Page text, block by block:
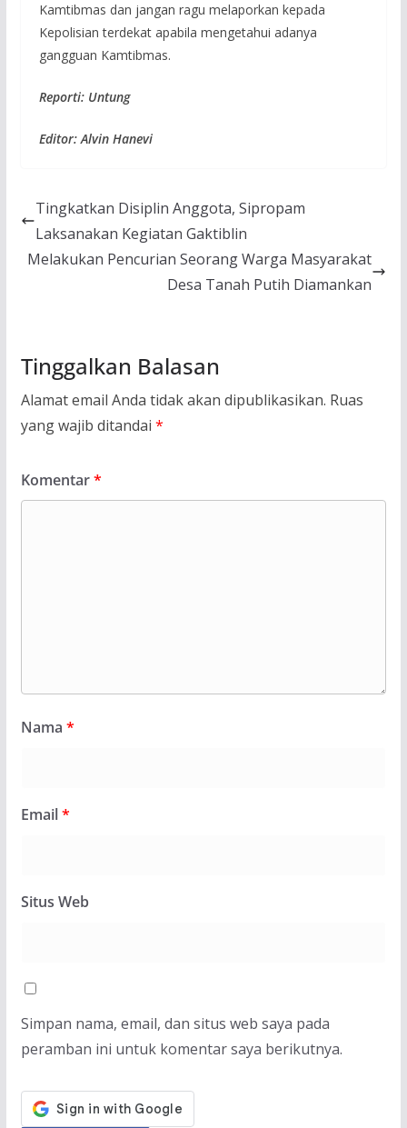
Kamtibmas dan jangan ragu melaporkan kepada
Kepolisian terdekat apabila mengetahui adanya
gangguan Kamtibmas.
Reporti: Untung
Editor: Alvin Hanevi
Tingkatkan Disiplin Anggota, Sipropam
Laksanakan Kegiatan Gaktiblin
Melakukan Pencurian Seorang Warga Masyarakat
Desa Tanah Putih Diamankan
Tinggalkan Balasan
Alamat email Anda tidak akan dipublikasikan. Ruas
yang wajib ditandai *
Komentar*
Nama *
Email*
Situs Web
Simpan nama, email, dan situs web saya pada
peramban ini untuk komentar saya berikutnya.